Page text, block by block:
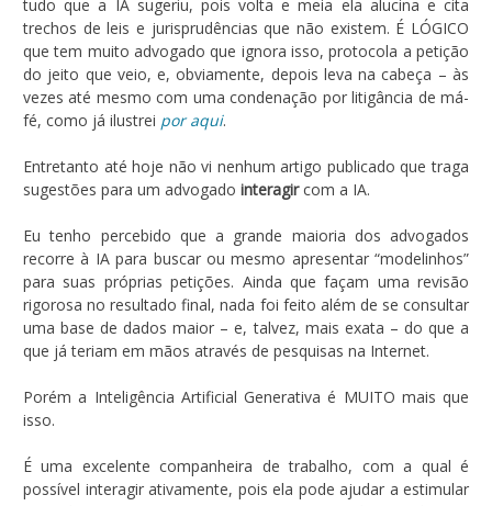
tudo que a IA sugeriu, pois volta e meia ela alucina e cita
trechos de leis e jurisprudências que não existem. É LÓGICO
que tem muito advogado que ignora isso, protocola a petição
do jeito que veio, e, obviamente, depois leva na cabeça – às
vezes até mesmo com uma condenação por litigância de má-
fé, como já ilustrei por aqui.
Entretanto até hoje não vi nenhum artigo publicado que traga
sugestões para um advogado interagircom a IA.
Eu tenho percebido que a grande maioria dos advogados
recorre à IA para buscar ou mesmo apresentar “modelinhos”
para suas próprias petições. Ainda que façam uma revisão
rigorosa no resultado final, nada foi feito além de se consultar
uma base de dados maior – e, talvez, mais exata – do que a
que já teriam em mãos através de pesquisas na Internet.
Porém a Inteligência Artificial Generativa é MUITO mais que
isso.
É uma excelente companheira de trabalho, com a qual é
possível interagir ativamente, pois ela pode ajudar a estimular